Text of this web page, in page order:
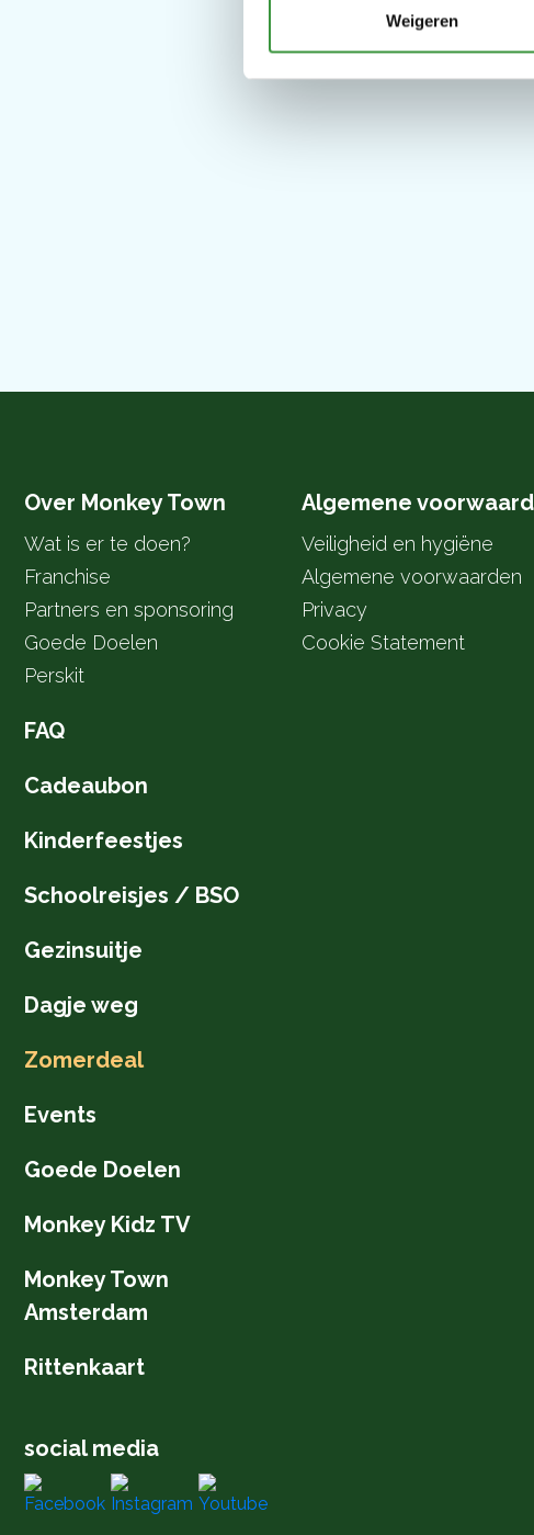
Weigeren
Kom
Over Monkey Town
Wat is er te doen?
Franchise
Partners en sponsoring
Goede Doelen
Perskit
FAQ
Cadeaubon
Kinderfeestjes
Schoolreisjes / BSO
Gezinsuitje
Dagje weg
Zomerdeal
Events
Goede Doelen
Monkey Kidz TV
Monkey Town
Amsterdam
Rittenkaart
social media
Algemene
Veiligheid en hygiëne
Algemene voorwaarden
Privacy
Cookie Statement